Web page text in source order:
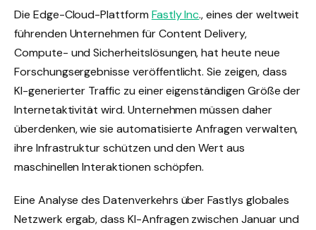
Die Edge-Cloud-Plattform Fastly Inc., eines der weltweit
führenden Unternehmen für Content Delivery,
Compute- und Sicherheitslösungen, hat heute neue
Forschungsergebnisse veröffentlicht. Sie zeigen, dass
KI-generierter Traffic zu einer eigenständigen Größe der
Internetaktivität wird. Unternehmen müssen daher
überdenken, wie sie automatisierte Anfragen verwalten,
ihre Infrastruktur schützen und den Wert aus
maschinellen Interaktionen schöpfen.
Eine Analyse des Datenverkehrs über Fastlys globales
Netzwerk ergab, dass KI-Anfragen zwischen Januar und